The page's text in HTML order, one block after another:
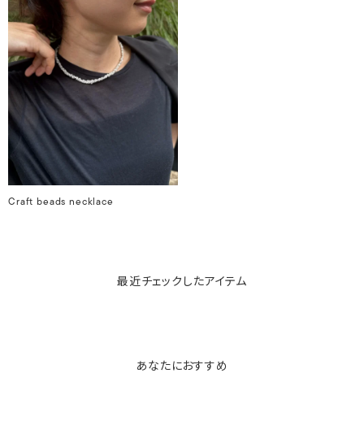
Craft beads necklace
最近チェックしたアイテム
あなたにおすすめ